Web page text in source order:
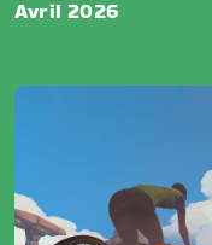
Avril 2026